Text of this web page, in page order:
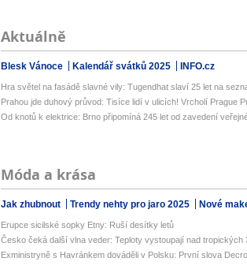
Aktuálně
Blesk Vánoce Kalendář svátků 2025 INFO.cz
Hra světel na fasádě slavné vily: Tugendhat slaví 25 let na
Prahou jde duhový průvod: Tisíce lidí v ulicích! Vrcholí Prague
Od knotů k elektrice: Brno připomíná 245 let od zavedení
Móda a krása
Jak zhubnout Trendy nehty pro jaro 2025 Nové
Erupce sicilské sopky Etny: Ruší desítky letů
Česko čeká další vlna veder: Teploty vystoupají nad tropických
Exministryně s Havránkem dováděli v Polsku: První slova